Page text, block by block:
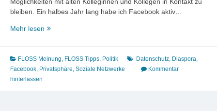
bleiben. Ein halbes Jahr lang habe ich Facebook aktiv…
Mehr lesen Ein
ohne
Facebook
FLOSS Meinung, FLOSS Tipps, Politik Datenschutz, Diaspora,
Facebook, Privatsphäre, Soziale Netzwerke
Kommentar
hinterlassen